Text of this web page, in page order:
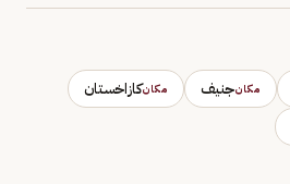
مكانجنيف مكانكازاخستان